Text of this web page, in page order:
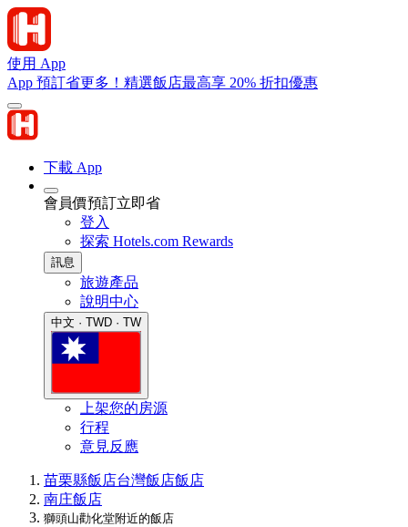
使用 App
App 預訂省更多！精選飯店最高享 20% 折扣優惠
下載 App
會員價預訂立即省
登入
探索 Hotels.com Rewards
訊息
旅遊產品
說明中心
中文 · TWD · TW
上架您的房源
行程
意見反應
苗栗縣飯店台灣飯店飯店
南庄飯店
獅頭山勸化堂附近的飯店